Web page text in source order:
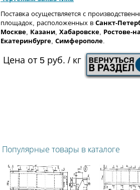
Поставка осуществляется с
площадок, расположенных в Санкт-
Москве, Казани, Хабаровске, Ростове-
Екатеринбурге, Симферополе.
Цена от 5 руб. / кг
Популярные товары в каталоге